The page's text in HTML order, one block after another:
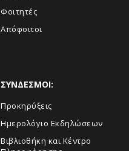
Φοιτητές
Απόφοιτοι
ΣΥΝΔΕΣΜΟΙ:
Προκηρύξεις
Ημερολόγιο Εκδηλώσεων
Βιβλιοθήκη και Κέντρο